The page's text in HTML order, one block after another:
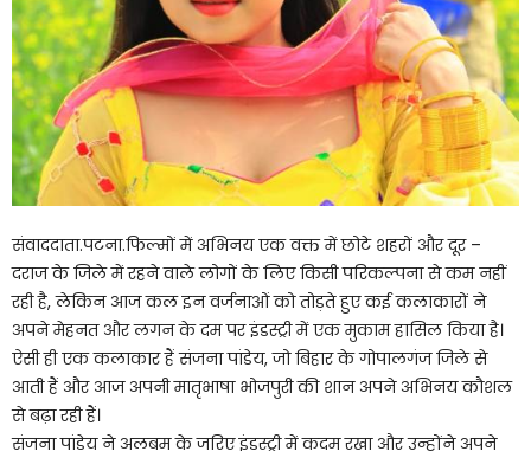
संवाददाता.पटना.फिल्मों में अभिनय एक वक्त में छोटे शहरों और दूर –
दराज के जिले में रहने वाले लोगों के लिए किसी परिकल्पना से कम नहीं
रही है, लेकिन आज कल इन वर्जनाओं को तोड़ते हुए कई कलाकारों ने
अपने मेहनत और लगन के दम पर इंडस्ट्री में एक मुकाम हासिल किया है।
ऐसी ही एक कलाकार हैं संजना पांडेय, जो बिहार के गोपालगंज जिले से
आती हैं और आज अपनी मातृभाषा भोजपुरी की शान अपने अभिनय कौशल
से बढ़ा रही हैं।
संजना पांडेय ने अलबम के जरिए इंडस्ट्री में कदम रखा और उन्होंने अपने